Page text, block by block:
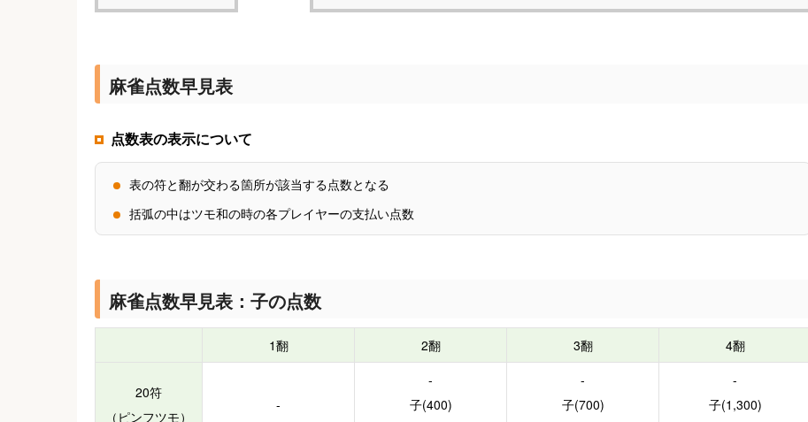
麻雀点数早見表
点数表の表示について
表の符と翻が交わる箇所が該当する点数となる
括弧の中はツモ和の時の各プレイヤーの支払い点数
麻雀点数早見表：子の点数
1翻 2翻 3翻 4翻
20符
（ピンフツモ）
-
-
子(400)
-
子(700)
-
子(1,300)